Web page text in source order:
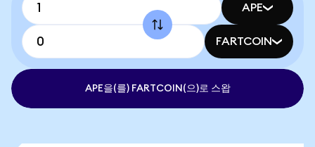
APE
FARTCOIN
APE을(를) FARTCOIN(으)로 스왑